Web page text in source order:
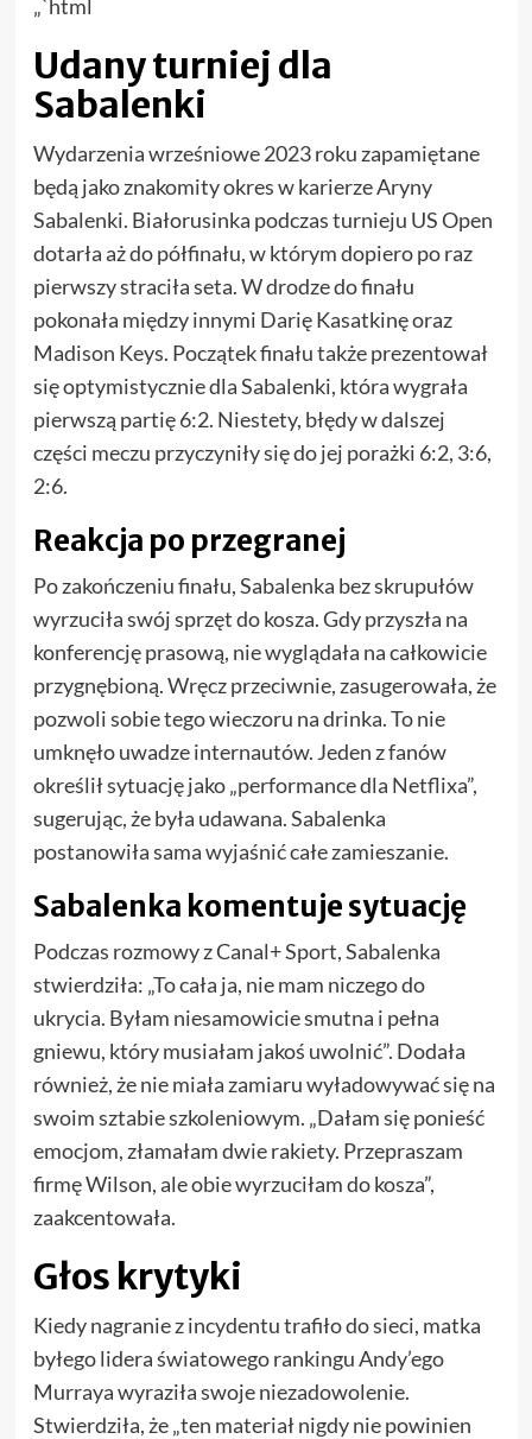
„`html
Udany turniej dla
Sabalenki
Wydarzenia wrześniowe 2023 roku zapamiętane
będą jako znakomity okres w karierze Aryny
Sabalenki. Białorusinka podczas turnieju US Open
dotarła aż do półfinału, w którym dopiero po raz
pierwszy straciła seta. W drodze do finału
pokonała między innymi Darię Kasatkinę oraz
Madison Keys. Początek finału także prezentował
się optymistycznie dla Sabalenki, która wygrała
pierwszą partię 6:2. Niestety, błędy w dalszej
części meczu przyczyniły się do jej porażki 6:2, 3:6,
2:6.
Reakcja po przegranej
Po zakończeniu finału, Sabalenka bez skrupułów
wyrzuciła swój sprzęt do kosza. Gdy przyszła na
konferencję prasową, nie wyglądała na całkowicie
przygnębioną. Wręcz przeciwnie, zasugerowała, że
pozwoli sobie tego wieczoru na drinka. To nie
umknęło uwadze internautów. Jeden z fanów
określił sytuację jako „performance dla Netflixa”,
sugerując, że była udawana. Sabalenka
postanowiła sama wyjaśnić całe zamieszanie.
Sabalenka komentuje sytuację
Podczas rozmowy z Canal+ Sport, Sabalenka
stwierdziła: „To cała ja, nie mam niczego do
ukrycia. Byłam niesamowicie smutna i pełna
gniewu, który musiałam jakoś uwolnić”. Dodała
również, że nie miała zamiaru wyładowywać się na
swoim sztabie szkoleniowym. „Dałam się ponieść
emocjom, złamałam dwie rakiety. Przepraszam
firmę Wilson, ale obie wyrzuciłam do kosza”,
zaakcentowała.
Głos krytyki
Kiedy nagranie z incydentu trafiło do sieci, matka
byłego lidera światowego rankingu Andy’ego
Murraya wyraziła swoje niezadowolenie.
Stwierdziła, że „ten materiał nigdy nie powinien